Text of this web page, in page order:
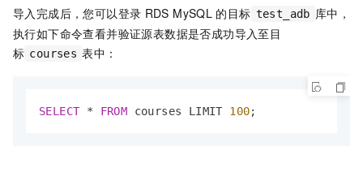
导入完成后，您可以登录 RDS MySQL 的目标 test_adb 库中，
执行如下命令查看并验证源表数据是否成功导入至目
标 courses 表中：
SELECT * FROM courses LIMIT 100;